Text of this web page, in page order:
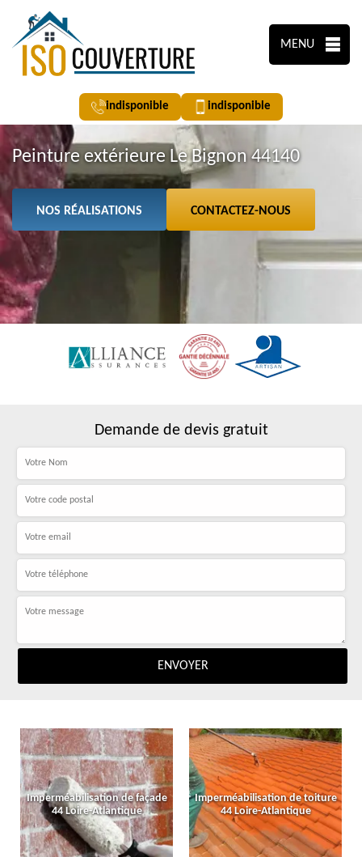
MENU
indisponible indisponible
Peinture extérieure Le Bignon 44140
NOS RÉALISATIONS CONTACTEZ-NOUS
Demande de devis gratuit
Imperméabilisation de façade
44 Loire-Atlantique
Imperméabilisation de toiture
44 Loire-Atlantique